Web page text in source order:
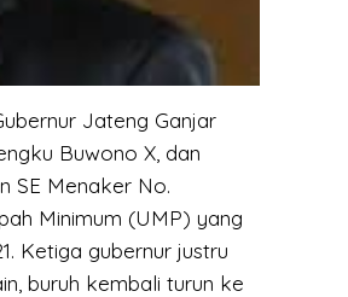
Jateng Ganjar
Buwono X, dan
SE Menaker No.
Minimum (UMP) yang
Ketiga gubernur justru
buruh kembali turun ke